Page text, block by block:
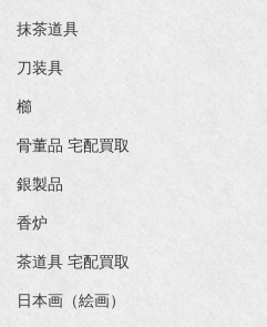
抹茶道具
刀装具
櫛
骨董品 宅配買取
銀製品
香炉
茶道具 宅配買取
日本画（絵画）